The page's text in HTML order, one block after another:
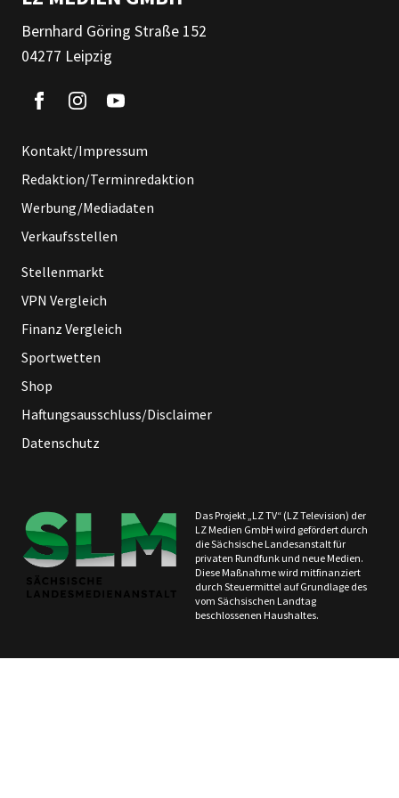
Bernhard Göring Straße 152
04277 Leipzig
Kontakt/Impressum
Redaktion/Terminredaktion
Werbung/Mediadaten
Verkaufsstellen
Stellenmarkt
VPN Vergleich
Finanz Vergleich
Sportwetten
Shop
Haftungsausschluss/Disclaimer
Datenschutz
Das Projekt „LZ TV“ (LZ Television) der
LZ Medien GmbH wird gefördert durch
die Sächsische Landesanstalt für
privaten Rundfunk und neue Medien.
Diese Maßnahme wird mitfinanziert
durch Steuermittel auf Grundlage des
vom Sächsischen Landtag
beschlossenen Haushaltes.